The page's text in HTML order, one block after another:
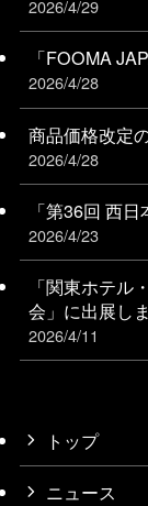
2026/4/29
「FOOMA
2026/4/28
商品価格改定
2026/4/28
「第36回 西
2026/4/23
「関東ホテル
会」に出展し
2026/4/11
トップ
ニュース